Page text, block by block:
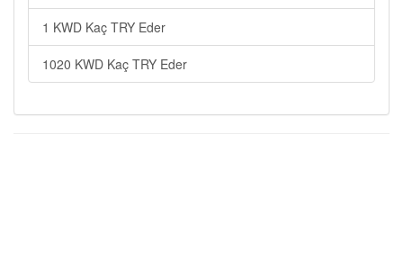
1 KWD Kaç TRY Eder
1020 KWD Kaç TRY Eder